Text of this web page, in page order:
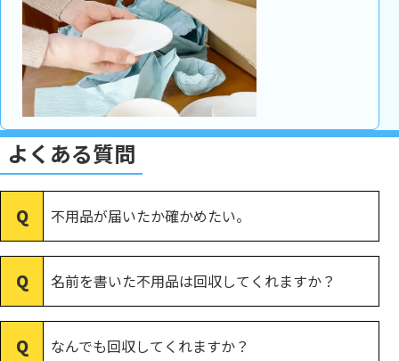
よくある質問
不用品が届いたか確かめたい。
名前を書いた不用品は回収してくれますか？
なんでも回収してくれますか？